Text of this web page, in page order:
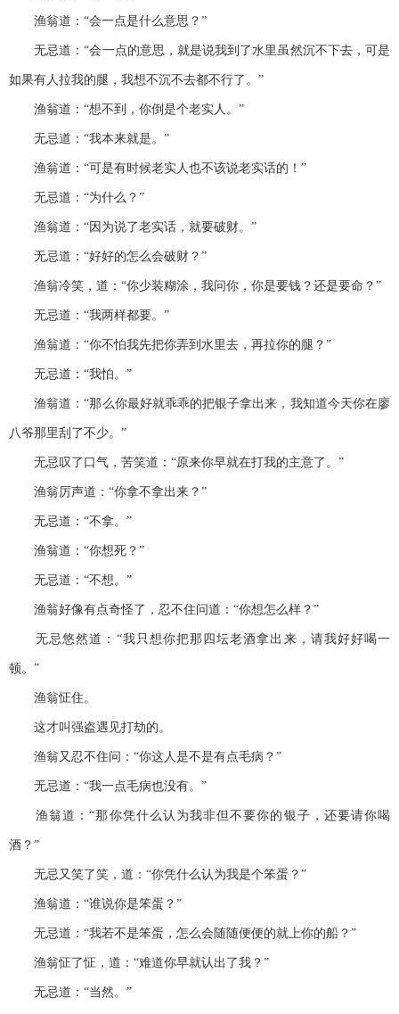
渔翁道：“会一点是什么意思？”
无忌道：“会一点的意思，就是说我到了水里虽然沉不下去，可是
如果有人拉我的腿，我想不沉不去都不行了。”
渔翁道：“想不到，你倒是个老实人。”
无忌道：“我本来就是。”
渔翁道：“可是有时候老实人也不该说老实话的！”
无忌道：“为什么？”
渔翁道：“因为说了老实话，就要破财。”
无忌道：“好好的怎么会破财？”
渔翁冷笑，道：“你少装糊涂，我问你，你是要钱？还是要命？”
无忌道：“我两样都要。”
渔翁道：“你不怕我先把你弄到水里去，再拉你的腿？”
无忌道：“我怕。”
渔翁道：“那么你最好就乖乖的把银子拿出来，我知道今天你在廖
八爷那里刮了不少。”
无忌叹了口气，苦笑道：“原来你早就在打我的主意了。”
渔翁厉声道：“你拿不拿出来？”
无忌道：“不拿。”
渔翁道：“你想死？”
无忌道：“不想。”
渔翁好像有点奇怪了，忍不住问道：“你想怎么样？”
无忌悠然道：“我只想你把那四坛老酒拿出来，请我好好喝一
顿。”
渔翁怔住。
这才叫强盗遇见打劫的。
渔翁又忍不住问：“你这人是不是有点毛病？”
无忌道：“我一点毛病也没有。”
渔翁道：“那你凭什么认为我非但不要你的银子，还要请你喝
酒？”
无忌又笑了笑，道：“你凭什么认为我是个笨蛋？”
渔翁道：“谁说你是笨蛋？”
无忌道：“我若不是笨蛋，怎么会随随便便的就上你的船？”
渔翁怔了怔，道：“难道你早就认出了我？”
无忌道：“当然。”